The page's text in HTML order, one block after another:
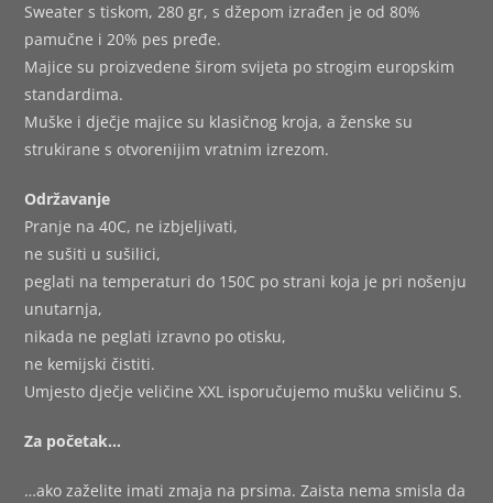
Sweater s tiskom, 280 gr, s džepom izrađen je od 80%
pamučne i 20% pes pređe.
Majice su proizvedene širom svijeta po strogim europskim
standardima.
Muške i dječje majice su klasičnog kroja, a ženske su
strukirane s otvorenijim vratnim izrezom.
Održavanje
Pranje na 40C, ne izbjeljivati,
ne sušiti u sušilici,
peglati na temperaturi do 150C po strani koja je pri nošenju
unutarnja,
nikada ne peglati izravno po otisku,
ne kemijski čistiti.
Umjesto dječje veličine XXL isporučujemo mušku veličinu S.
Za početak…
…ako zaželite imati zmaja na prsima. Zaista nema smisla da